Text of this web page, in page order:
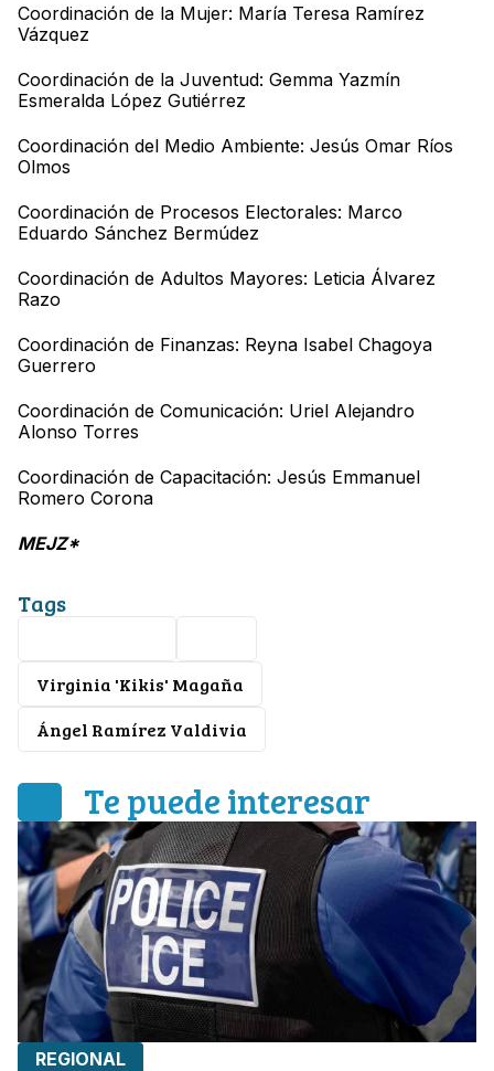
Coordinación de la Mujer: María Teresa Ramírez
Vázquez
Coordinación de la Juventud: Gemma Yazmín
Esmeralda López Gutiérrez
Coordinación del Medio Ambiente: Jesús Omar Ríos
Olmos
Coordinación de Procesos Electorales: Marco
Eduardo Sánchez Bermúdez
Coordinación de Adultos Mayores: Leticia Álvarez
Razo
Coordinación de Finanzas: Reyna Isabel Chagoya
Guerrero
Coordinación de Comunicación: Uriel Alejandro
Alonso Torres
Coordinación de Capacitación: Jesús Emmanuel
Romero Corona
MEJZ*
Tags
Virginia 'Kikis' Magaña
Ángel Ramírez Valdivia
Te puede interesar
REGIONAL